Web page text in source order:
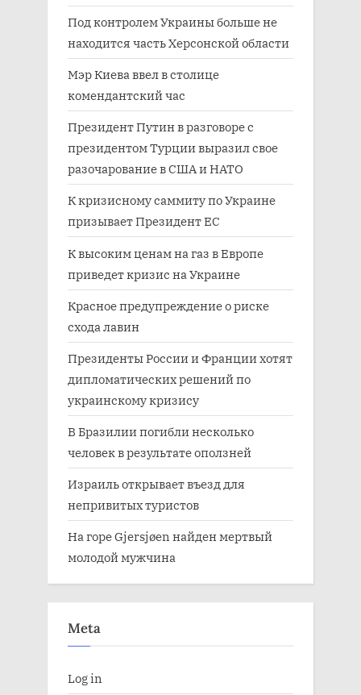
Под контролем Украины больше не
находится часть Херсонской области
Мэр Киева ввел в столице
комендантский час
Президент Путин в разговоре с
президентом Турции выразил свое
разочарование в США и НАТО
К кризисному саммиту по Украине
призывает Президент ЕС
К высоким ценам на газ в Европе
приведет кризис на Украине
Красное предупреждение о риске
схода лавин
Президенты России и Франции хотят
дипломатических решений по
украинскому кризису
В Бразилии погибли несколько
человек в результате оползней
Израиль открывает въезд для
непривитых туристов
На горе Gjersjøen найден мертвый
молодой мужчина
Meta
Log in